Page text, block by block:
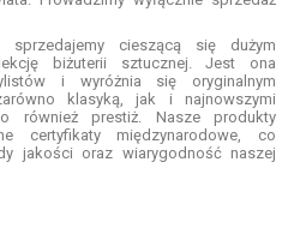
cieszącą się dużym
biżuterii sztucznej. Jest ona
i wyróżnia się oryginalnym
klasyką, jak i najnowszymi
również prestiż. Nasze produkty
certyfikaty międzynarodowe, co
jakości oraz wiarygodność naszej